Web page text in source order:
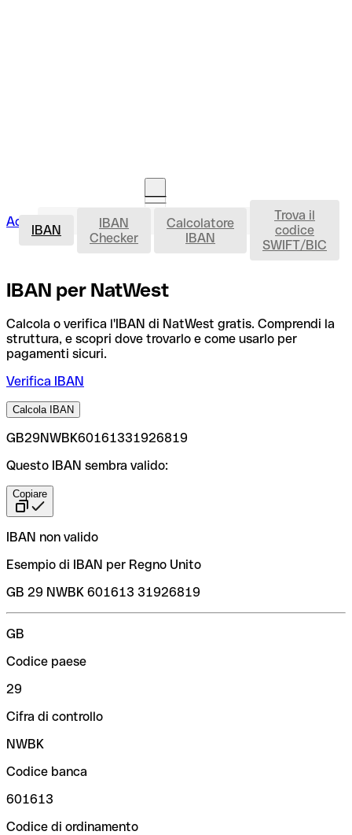
Accedi Avvia la procedura IBAN
IBAN
IBAN
Checker
Calcolatore
IBAN
Trova il
codice
SWIFT/BIC
IBAN per NatWest
Calcola o verifica l'IBAN di NatWest gratis. Comprendi la
struttura, e scopri dove trovarlo e come usarlo per
pagamenti sicuri.
Verifica IBAN
Calcola IBAN
GB29NWBK60161331926819
Questo IBAN sembra valido:
Copiare
IBAN non valido
Esempio di IBAN per Regno Unito
GB 29 NWBK 601613 31926819
GB
Codice paese
29
Cifra di controllo
NWBK
Codice banca
601613
Codice di ordinamento